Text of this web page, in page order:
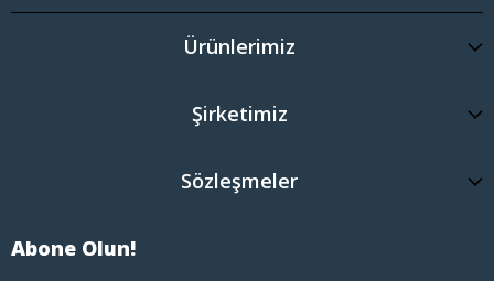
Ürünlerimiz
Şirketimiz
Sözleşmeler
Abone Olun!